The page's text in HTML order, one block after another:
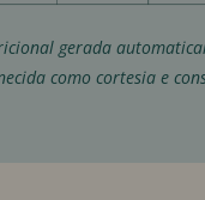
gerada
como cortesia e